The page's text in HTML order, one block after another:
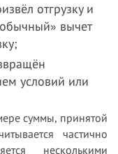
отгрузку и
вычет
условий или
суммы, принятой
частично
несколькими